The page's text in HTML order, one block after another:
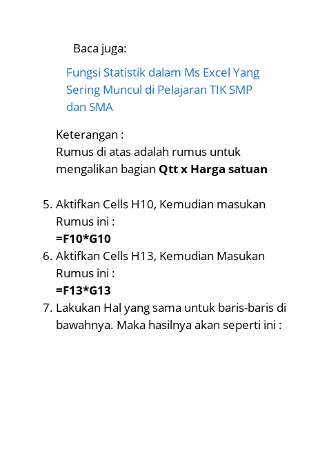
Baca juga:
Fungsi Statistik dalam Ms Excel Yang
Sering Muncul di Pelajaran TIK SMP
dan SMA
Keterangan :
Rumus di atas adalah rumus untuk
mengalikan bagian Qtt x Harga satuan
Aktifkan Cells H10, Kemudian masukan
Rumus ini :
=F10*G10
Aktifkan Cells H13, Kemudian Masukan
Rumus ini :
=F13*G13
Lakukan Hal yang sama untuk baris-baris di
bawahnya. Maka hasilnya akan seperti ini :